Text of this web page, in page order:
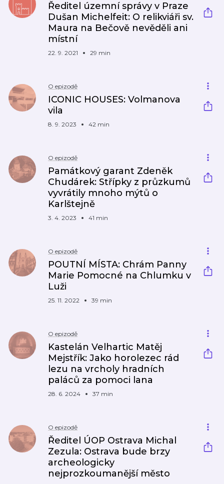
Ředitel územní správy v Praze
Dušan Michelfeit: O relikviáři sv.
Maura na Bečově nevěděli ani
místní
22. 9. 2021 29 min
O epizodě
ICONIC HOUSES: Volmanova
vila
8. 9. 2023 42 min
O epizodě
Památkový garant Zdeněk
Chudárek: Střípky z průzkumů
vyvrátily mnoho mýtů o
Karlštejně
3. 4. 2023 41 min
O epizodě
POUTNÍ MÍSTA: Chrám Panny
Marie Pomocné na Chlumku v
Luži
25. 11. 2022 39 min
O epizodě
Kastelán Velhartic Matěj
Mejstřík: Jako horolezec rád
lezu na vrcholy hradních
paláců za pomoci lana
28. 6. 2024 37 min
O epizodě
Ředitel ÚOP Ostrava Michal
Zezula: Ostrava bude brzy
archeologicky
nejprozkoumanější město